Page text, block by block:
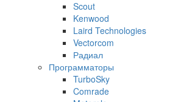
Scout
Kenwood
Laird Technologies
Vectorcom
Радиал
Программаторы
TurboSky
Comrade